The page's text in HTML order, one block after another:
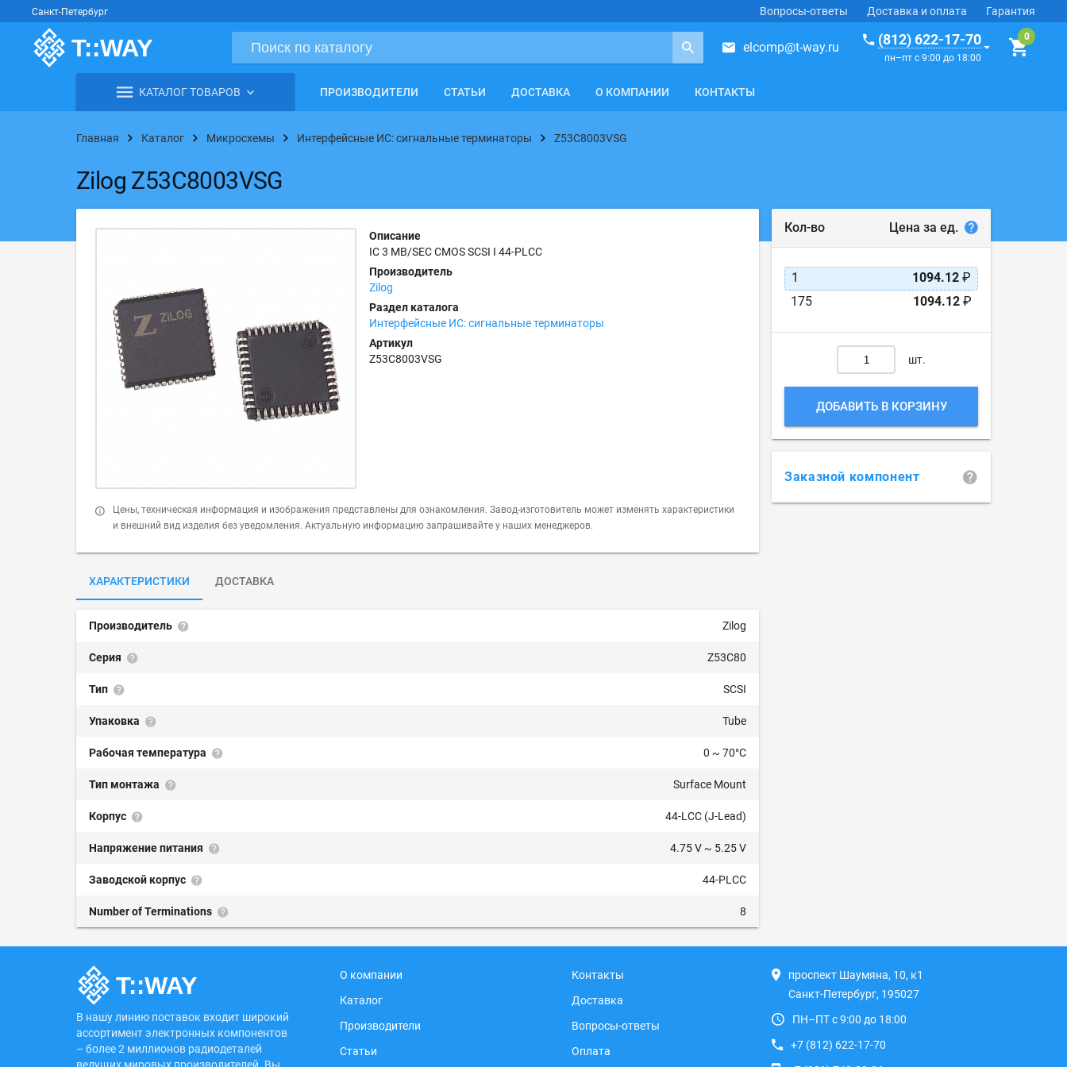
Санкт-Петербург Вопросы-ответы Доставка и оплата Гарантия
elcomp@t-way.ru (812) 622-17-70
пн–пт с 9:00 до 18:00
КАТАЛОГ ТОВАРОВ ПРОИЗВОДИТЕЛИ СТАТЬИ ДОСТАВКА О КОМПАНИИ КОНТАКТЫ
Главная Каталог Микросхемы Интерфейсные ИС: сигнальные терминаторы Z53C8003VSG
Zilog Z53C8003VSG
Описание
IC 3 MB/SEC CMOS SCSI I 44-PLCC
Производитель
Zilog
Раздел каталога
Интерфейсные ИС: сигнальные терминаторы
Артикул
Z53C8003VSG
Цены, техническая информация и изображения представлены для ознакомления. Завод-изготовитель может изменять характеристики
и внешний вид изделия без уведомления. Актуальную информацию запрашивайте у наших менеджеров.
ХАРАКТЕРИСТИКИ ДОСТАВКА
Производитель Zilog
Серия Z53C80
Тип SCSI
Упаковка Tube
Рабочая температура 0 ~ 70°C
Тип монтажа Surface Mount
Корпус 44-LCC (J-Lead)
Напряжение питания 4.75 V ~ 5.25 V
Заводской корпус 44-PLCC
Number of Terminations 8
Кол-во Цена за ед.
1 1094.12 ₽
175
1094.12 ₽
шт.
ДОБАВИТЬ В КОРЗИНУ
Заказной компонент
В нашу линию поставок входит широкий
ассортимент электронных компонентов
– более 2 миллионов радиодеталей
О компании
Каталог
Производители
Статьи
Контакты
Доставка
Вопросы-ответы
Оплата
проспект Шаумяна, 10, к1
Санкт-Петербург, 195027
ПН–ПТ с 9:00 до 18:00
+7 (812) 622-17-70